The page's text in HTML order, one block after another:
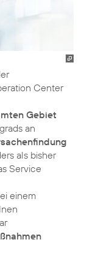
Center
Gebiet
an
als bisher
Service
einem